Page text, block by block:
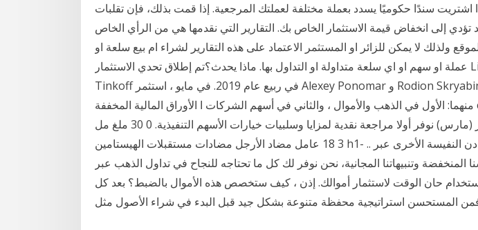
اشتريت سندًا حكوميًا يسدد بعملة مختلفة لعملتك المرجعية. إذا قمت بذلك، فإن تقلبات
إلى انخفاض قيمة الاستثمار الخاص بك. التقارير التي نقدمها هي من الرأي الخاص
ولذلك لا يمكن للزائر او المستثمر الاعتماد على هذه التقارير لشراء ام بيع سلعة او
عملة او سهم او اي سلعة متداولة او التداول بها. ماذا يحدث؟تم إطلاق تحدي الاستثمار Lifehacker و
Tinkoff في ربيع عام 2019. في مايو ، استثمر Alexey Ponomar و Rodion Skryabin 100000 روبل لكل
منهما: الأول في الذهب والأموال ، والثاني في أسهم الشركات ا الأوراق المالية المخففة e إصدار سندات ذات
مذكرات أسهم. 7 آذار (مارس) نوفر أولا مراجعة نقدية لمزايا وسلبيات خيارات الأسهم التنفيذية. 0 30 ملغ مل
3 18 عامل مضاد الأرجل مضادات مستقبلات الهيستامين h1- .. تداول الذهب والمعادن النفيسة الأخرى عبر
المنخفضة وتنبيهاتنا المجانية، نحن نوفر لك كل ما تحتاجه للنجاح في تداول الذهب عبر
حان الوقت لاستثمار أموالك. إذن ، كيف ستخصص هذه الأموال بالضبط؟ بعد كل
المستحسن استراتيجية محفظة متنوعة بشكل جيد قبل البدء في شراء الأصول مثل